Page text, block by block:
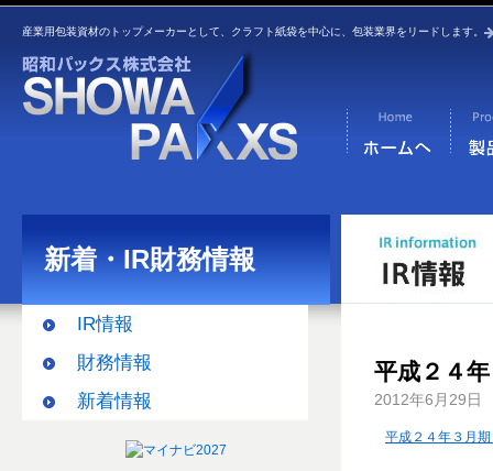
産業用包装資材のトップメーカーとして、クラフト紙袋を中心に、包装業界をリードします。
新着・IR財務情報
IR情報
財務情報
新着情報
平成２４
2012年6月29日
平成２４年３月